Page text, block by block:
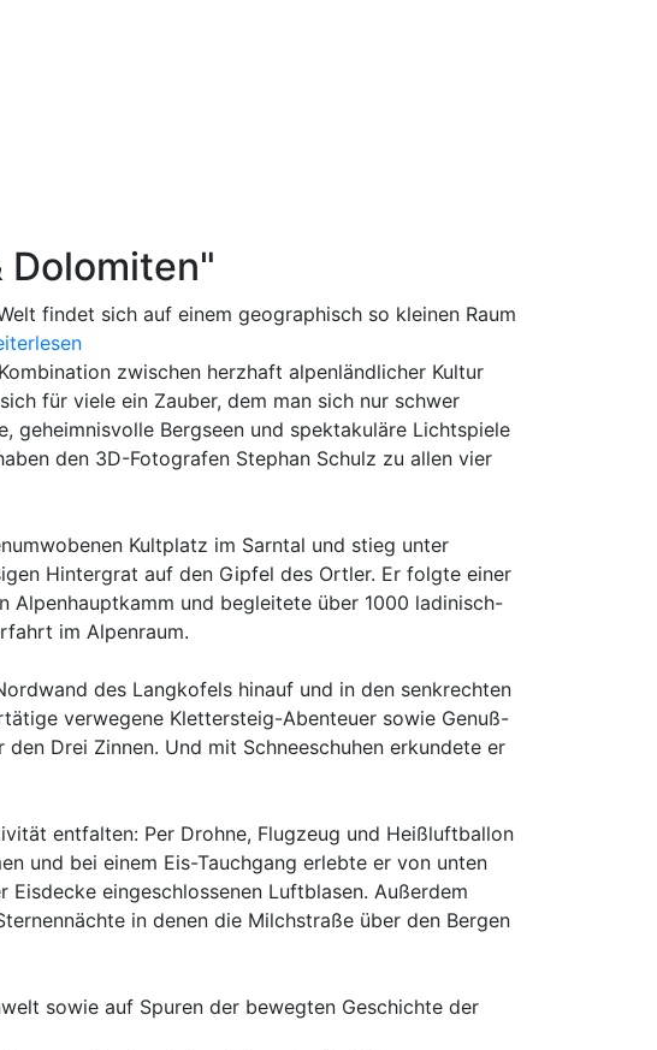
Dolomiten"
findet sich auf einem geographisch so kleinen Raum
Informationen zur Veranstaltung
zwischen herzhaft alpenländlicher Kultur
für viele ein Zauber, dem man sich nur schwer
geheimnisvolle Bergseen und spektakuläre Lichtspiele
den 3D-Fotografen Stephan Schulz zu allen vier
Kultplatz im Sarntal und stieg unter
Hintergrat auf den Gipfel des Ortler. Er folgte einer
Alpenhauptkamm und begleitete über 1000 ladinisch-
im Alpenraum.
des Langkofels hinauf und in den senkrechten
verwegene Klettersteig-Abenteuer sowie Genuß-
Drei Zinnen. Und mit Schneeschuhen erkundete er
entfalten: Per Drohne, Flugzeug und Heißluftballon
und bei einem Eis-Tauchgang erlebte er von unten
eingeschlossenen Luftblasen. Außerdem
in denen die Milchstraße über den Bergen
sowie auf Spuren der bewegten Geschichte der